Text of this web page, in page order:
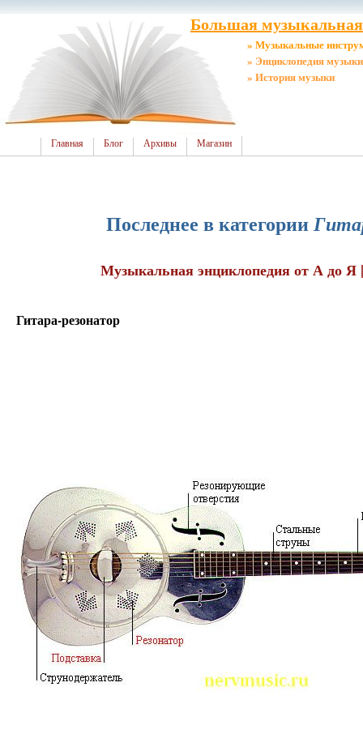
Большая
» Музыкальные
» Энциклопедия музыки
» История музыки
Главная Блог Архивы Магазин
Последнее в категории
Музыкальная энциклопедия от А до Я
Гитара-резонатор